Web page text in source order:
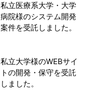
私立医療系大学・大学
病院様のシステム開発
案件を受託しました。
私立大学様のWEBサイ
トの開発・保守を受託
しました。